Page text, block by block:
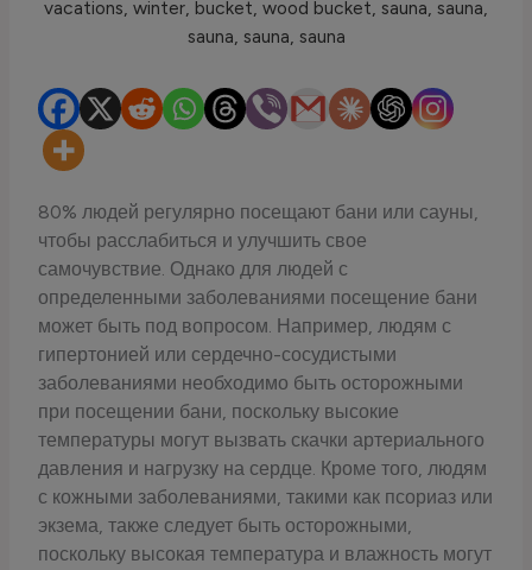
80% людей регулярно посещают бани или сауны,
чтобы расслабиться и улучшить свое
самочувствие. Однако для людей с
определенными заболеваниями посещение бани
может быть под вопросом. Например, людям с
гипертонией или сердечно-сосудистыми
заболеваниями необходимо быть осторожными
при посещении бани, поскольку высокие
температуры могут вызвать скачки артериального
давления и нагрузку на сердце. Кроме того, людям
с кожными заболеваниями, такими как псориаз или
экзема, также следует быть осторожными,
поскольку высокая температура и влажность могут